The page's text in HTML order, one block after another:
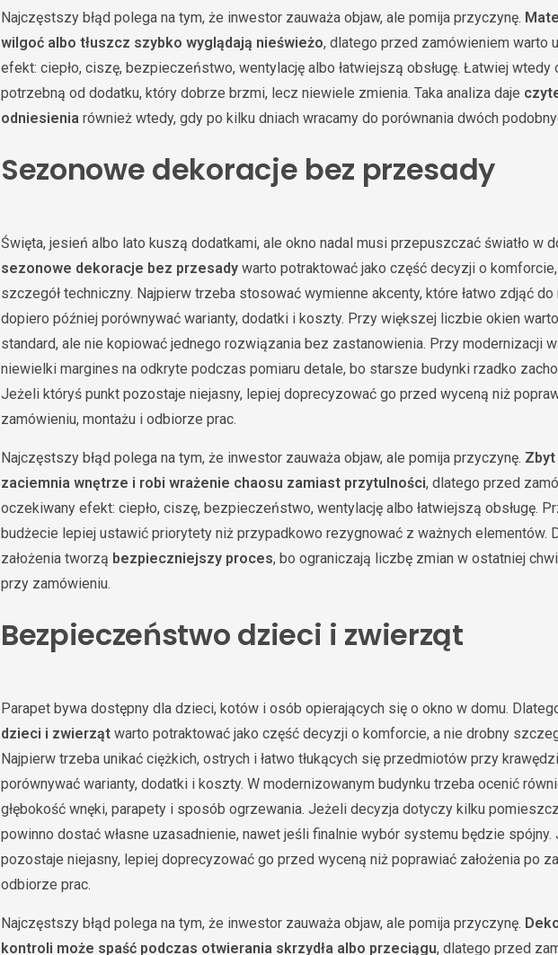
Najczęstszy błąd polega na tym, że inwestor zauważa objaw, ale pomija przyczynę.
wilgoć albo tłuszcz szybko wyglądają nieświeżo, dlatego przed zamówieniem warto
efekt: ciepło, ciszę, bezpieczeństwo, wentylację albo łatwiejszą obsługę. Łatwiej wtedy
potrzebną od dodatku, który dobrze brzmi, lecz niewiele zmienia. Taka analiza daje
odniesienia również wtedy, gdy po kilku dniach wracamy do porównania dwóch
Sezonowe dekoracje bez przesady
Święta, jesień albo lato kuszą dodatkami, ale okno nadal musi przepuszczać światło w
sezonowe dekoracje bez przesady warto potraktować jako część decyzji o
szczegół techniczny. Najpierw trzeba stosować wymienne akcenty, które łatwo zdjąć
dopiero później porównywać warianty, dodatki i koszty. Przy większej liczbie okien
standard, ale nie kopiować jednego rozwiązania bez zastanowienia. Przy modernizacji
niewielki margines na odkryte podczas pomiaru detale, bo starsze budynki rzadko
Jeżeli któryś punkt pozostaje niejasny, lepiej doprecyzować go przed wyceną niż
zamówieniu, montażu i odbiorze prac.
Najczęstszy błąd polega na tym, że inwestor zauważa objaw, ale pomija przyczynę.
zaciemnia wnętrze i robi wrażenie chaosu zamiast przytulności, dlatego przed
oczekiwany efekt: ciepło, ciszę, bezpieczeństwo, wentylację albo łatwiejszą obsługę.
budżecie lepiej ustawić priorytety niż przypadkowo rezygnować z ważnych elementów.
założenia tworzą bezpieczniejszy proces, bo ograniczają liczbę zmian w ostatniej
przy zamówieniu.
Bezpieczeństwo dzieci i zwierząt
Parapet bywa dostępny dla dzieci, kotów i osób opierających się o okno w domu.
dzieci i zwierząt warto potraktować jako część decyzji o komforcie, a nie drobny
Najpierw trzeba unikać ciężkich, ostrych i łatwo tłukących się przedmiotów przy
porównywać warianty, dodatki i koszty. W modernizowanym budynku trzeba ocenić
głębokość wnęki, parapety i sposób ogrzewania. Jeżeli decyzja dotyczy kilku
powinno dostać własne uzasadnienie, nawet jeśli finalnie wybór systemu będzie
pozostaje niejasny, lepiej doprecyzować go przed wyceną niż poprawiać założenia po
odbiorze prac.
Najczęstszy błąd polega na tym, że inwestor zauważa objaw, ale pomija przyczynę.
kontroli może spaść podczas otwierania skrzydła albo przeciągu, dlatego przed